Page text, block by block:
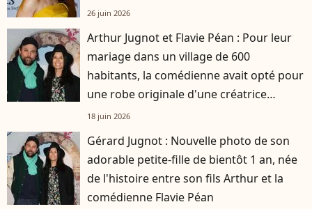
26 juin 2026
Arthur Jugnot et Flavie Péan : Pour leur
mariage dans un village de 600
habitants, la comédienne avait opté pour
une robe originale d'une créatrice
française
18 juin 2026
Gérard Jugnot : Nouvelle photo de son
adorable petite-fille de bientôt 1 an, née
de l'histoire entre son fils Arthur et la
comédienne Flavie Péan